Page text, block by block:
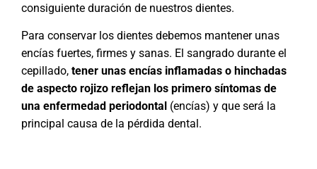
consiguiente duración de nuestros dientes.
Para conservar los dientes debemos mantener unas
encías fuertes, firmes y sanas. El sangrado durante el
cepillado, tener unas encías inflamadas o hinchadas
de aspecto rojizo reflejan los primero síntomas de
una enfermedad periodontal (encías) y que será la
principal causa de la pérdida dental.